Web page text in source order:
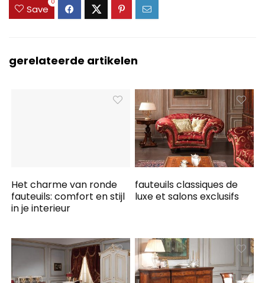
Save
0
gerelateerde artikelen
Het charme van ronde
fauteuils: comfort en stijl
in je interieur
fauteuils classiques de
luxe et salons exclusifs